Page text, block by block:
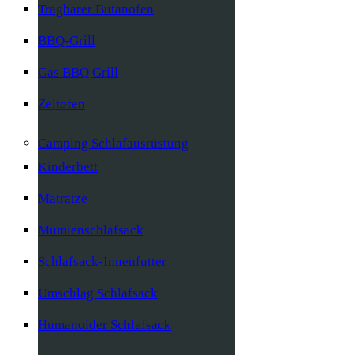
Tragbarer Butanofen
BBQ-Grill
Gas BBQ Grill
Zeltofen
Camping Schlafausrüstung
Kinderbett
Matratze
Mumienschlafsack
Schlafsack-Innenfutter
Umschlag Schlafsack
Humanoider Schlafsack